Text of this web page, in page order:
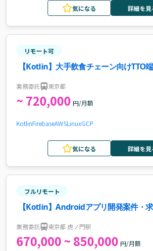
気になる 詳細を見
リモート可
【Kotlin】大手飲食チェーン向けTTO
業務委託 東京都
~ 720,000 円/月額
KotlinFirebaseAWSLinuxGCP
気になる 詳細を見
フルリモート
【Kotlin】Androidアプリ開発案件・
業務委託 東京都 虎ノ門駅
670,000 ~ 850,000 円/月額